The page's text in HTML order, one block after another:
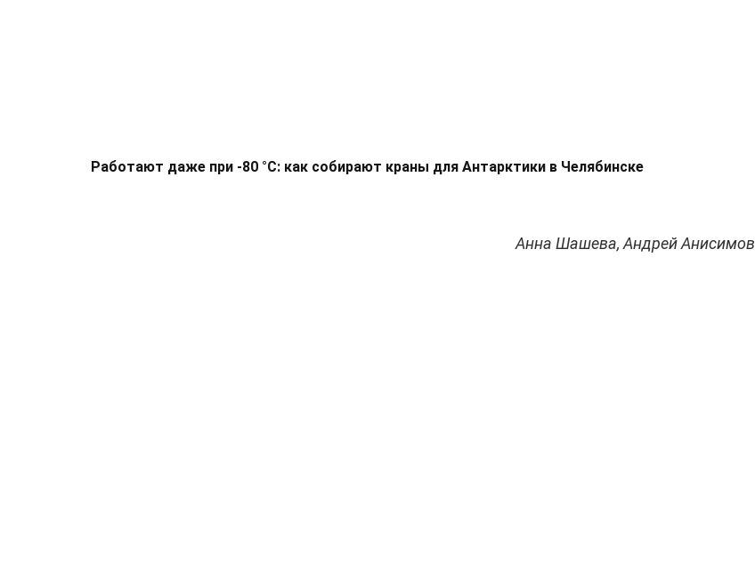
Работают даже при -80 °С: как собирают краны для Антарктики в Челябинске
Анна Шашева, Андрей Анисимов